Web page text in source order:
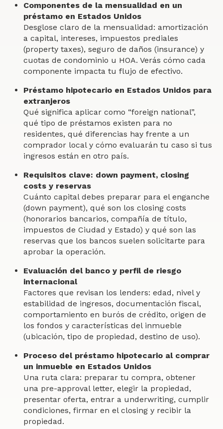
Componentes de la mensualidad en un
préstamo en Estados Unidos
Desglose claro de la mensualidad: amortización
a capital, intereses, impuestos prediales
(property taxes), seguro de daños (insurance) y
cuotas de condominio u HOA. Verás cómo cada
componente impacta tu flujo de efectivo.
Préstamo hipotecario en Estados Unidos para
extranjeros
Qué significa aplicar como “foreign national”,
qué tipo de préstamos existen para no
residentes, qué diferencias hay frente a un
comprador local y cómo evaluarán tu caso si tus
ingresos están en otro país.
Requisitos clave: down payment, closing
costs y reservas
Cuánto capital debes preparar para el enganche
(down payment), qué son los closing costs
(honorarios bancarios, compañía de título,
impuestos de Ciudad y Estado) y qué son las
reservas que los bancos suelen solicitarte para
aprobar la operación.
Evaluación del banco y perfil de riesgo
internacional
Factores que revisan los lenders: edad, nivel y
estabilidad de ingresos, documentación fiscal,
comportamiento en burós de crédito, origen de
los fondos y características del inmueble
(ubicación, tipo de propiedad, destino de uso).
Proceso del préstamo hipotecario al comprar
un inmueble en Estados Unidos
Una ruta clara: preparar tu compra, obtener
una pre-approval letter, elegir la propiedad,
presentar oferta, entrar a underwriting, cumplir
condiciones, firmar en el closing y recibir la
propiedad.